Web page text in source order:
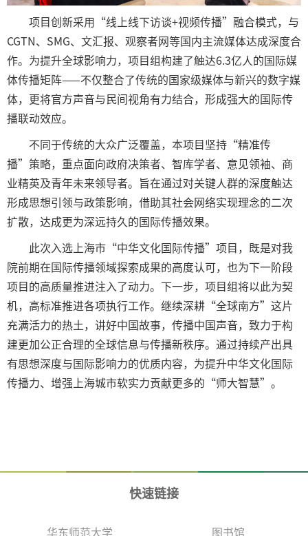
项目创新采用“线上线下访谈+视频传播”融合模式，与
CGTN、SMG、文汇报、观察者网等国内主流媒体达成深度合
作。为提升全球影响力，项目组构建了触达6.3亿人的国际媒
体传播矩阵——不仅整合了传统的国家级媒体与新兴的数字媒
体，更将官方声音与民间视角有力结合，形成强大的国际传
播联动效应。
不同于传统的大众广泛覆盖，本项目坚持“精准传
播”策略，重点面向政府决策者、智库学者、意见领袖、商
业精英及青年未来领导者。旨在通过对关键人群的深度触达
形成思想引领与政策影响，借助其社会网络实现理念的二次
扩散，达成更为深远持久的国际传播效果。
此次入选上海市“中华文化国际传播”项目，既是对我
院前期在国际传播领域探索成果的高度认可，也为下一阶段
项目的高质量推进注入了动力。下一步，项目组将以此为契
机，高标准推进各项执行工作。继续深耕“全球南方”这片
充满活力的热土，讲好中国故事，传播中国声音，致力于构
建更加公正合理的全球信息与传播新秩序。通过持续产出具
有思想深度与国际影响力的优质内容，为提升中华文化国际
传播力、增强上海城市软实力贡献更多的“师大智慧”。
快速链接
华东师范大学 图书馆